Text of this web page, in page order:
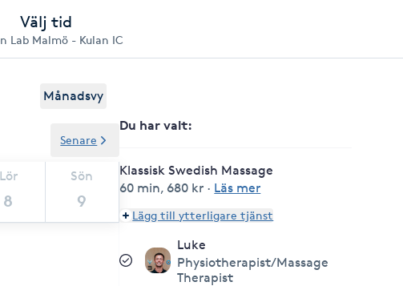
Välj tid
Lab Malmö - Kulan IC
Månadsvy
Lör
8
Sön
9
Senare
Du har valt:
Klassisk Swedish Massage
60 min, 680 kr · Läs mer
Lägg till ytterligare tjänst
Luke
Physiotherapist/Massage
Therapist